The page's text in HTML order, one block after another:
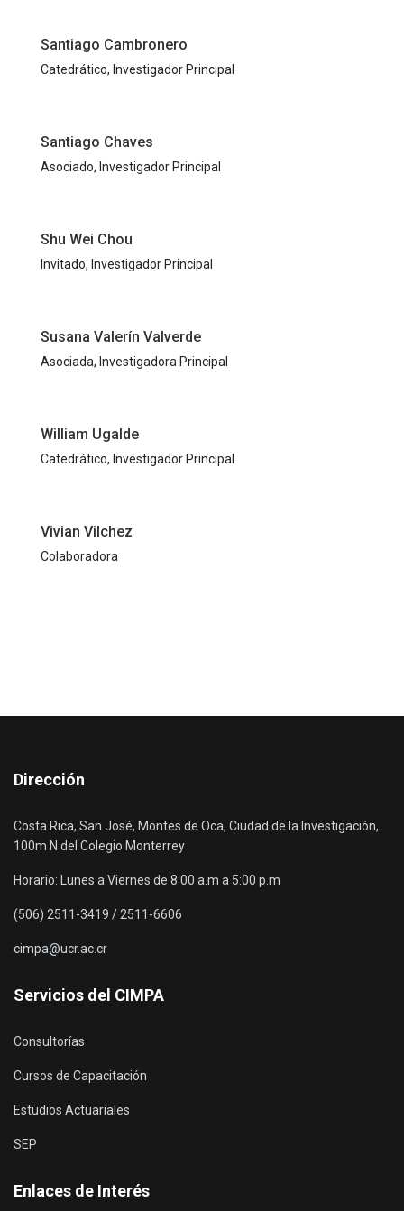
Santiago Cambronero
Catedrático, Investigador Principal
Santiago Chaves
Asociado, Investigador Principal
Shu Wei Chou
Invitado, Investigador Principal
Susana Valerín Valverde
Asociada, Investigadora Principal
William Ugalde
Catedrático, Investigador Principal
Vivian Vilchez
Colaboradora
Dirección
Costa Rica, San José, Montes de Oca, Ciudad de la Investigación,
100m N del Colegio Monterrey
Horario: Lunes a Viernes de 8:00 a.m a 5:00 p.m
(506) 2511-3419 / 2511-6606
cimpa@ucr.ac.cr
Servicios del CIMPA
Consultorías
Cursos de Capacitación
Estudios Actuariales
SEP
Enlaces de Interés